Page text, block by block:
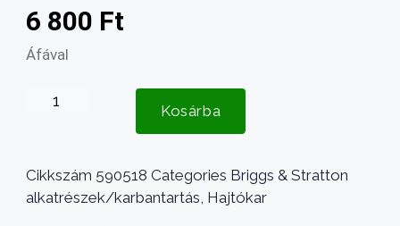
6 800 Ft
Áfával
Hajtókar
Ohv
mennyiség
Kosárba
Cikkszám 590518 Categories Briggs & Stratton
alkatrészek/karbantartás, Hajtókar